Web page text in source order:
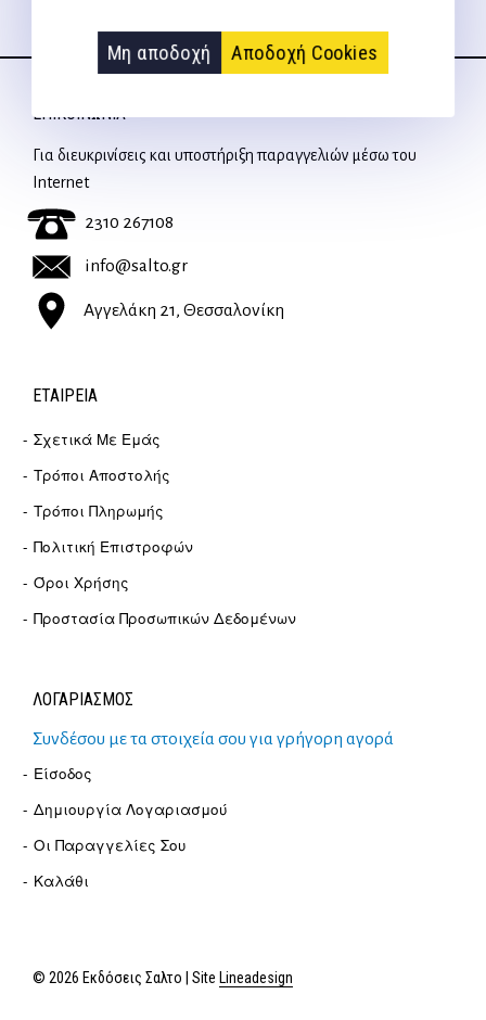
Μη αποδοχή Αποδοχή Cookies
ΕΠΙΚΟΙΝΩΝΊΑ
Για διευκρινίσεις και υποστήριξη παραγγελιών μέσω του
Internet
2310 267108
info@salto.gr
Αγγελάκη 21, Θεσσαλονίκη
ΕΤΑΙΡΕΊΑ
Σχετικά Με Εμάς
Τρόποι Αποστολής
Τρόποι Πληρωμής
Πολιτική Επιστροφών
Όροι Χρήσης
Προστασία Προσωπικών Δεδομένων
ΛΟΓΑΡΙΑΣΜΟΣ
Συνδέσου με τα στοιχεία σου για γρήγορη αγορά
Είσοδος
Δημιουργία Λογαριασμού
Οι Παραγγελίες Σου
Καλάθι
© 2026 Εκδόσεις Σαλτο | Site Lineadesign